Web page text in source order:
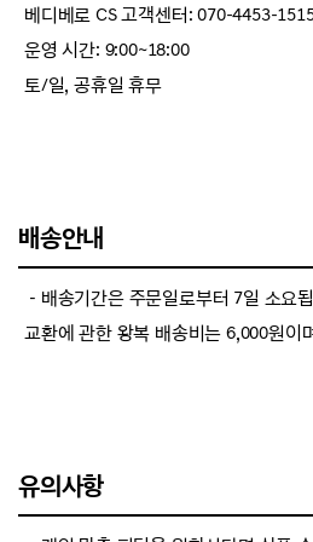
베디베로 CS 고객센터: 070-4453-
운영 시간: 9:00~18:00
토/일, 공휴일 휴무
배송안내
－배송기간은 주문일로부터 7일 소요
교환에 관한 왕복 배송비는 6,000원이
유의사항